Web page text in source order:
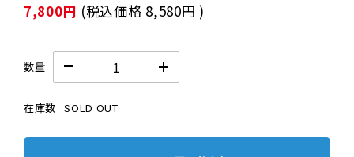
7,800円 (税込価格 8,580円 )
数量
在庫数 SOLD OUT